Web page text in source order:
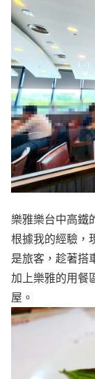
樂雅樂台中高鐵
根據我的經驗，
是旅客，趁著搭
加上樂雅的用餐
屋。